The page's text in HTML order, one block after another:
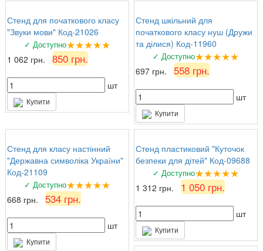
Стенд для початкового класу
"Звуки мови" Код-21026
✓ Доступно★★★★★
1 062 грн. 850 грн.
шт
Купити
Стенд шкільний для
початкового класу нуш (Дружи
та ділися) Код-11960
✓ Доступно★★★★★
697 грн. 558 грн.
шт
Купити
Стенд для класу настінний
"Державна символіка України"
Код-21109
✓ Доступно★★★★★
668 грн. 534 грн.
шт
Купити
Стенд пластиковий "Куточок
безпеки для дітей" Код-09688
✓ Доступно★★★★★
1 312 грн. 1 050 грн.
шт
Купити